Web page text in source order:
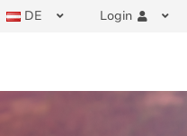
DE Login